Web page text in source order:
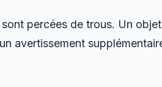
percées de trous. Un
avertissement